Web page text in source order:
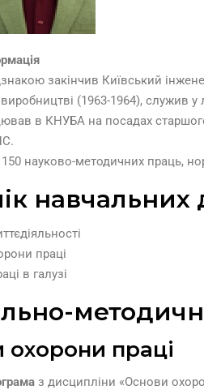
закінчив Київський
(1963-1964), служив у
в КНУБА на посадах
науково-методичних праць,
навчальних
праці
в галузі
охорони праці
з дисципліни «Основи